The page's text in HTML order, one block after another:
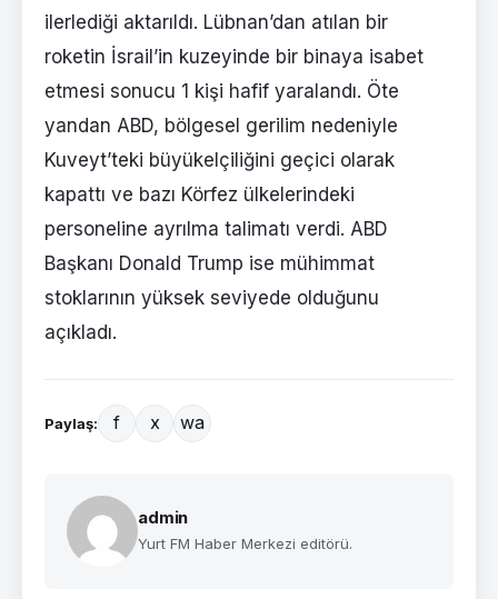
ilerlediği aktarıldı. Lübnan’dan atılan bir
roketin İsrail’in kuzeyinde bir binaya isabet
etmesi sonucu 1 kişi hafif yaralandı. Öte
yandan ABD, bölgesel gerilim nedeniyle
Kuveyt’teki büyükelçiliğini geçici olarak
kapattı ve bazı Körfez ülkelerindeki
personeline ayrılma talimatı verdi. ABD
Başkanı Donald Trump ise mühimmat
stoklarının yüksek seviyede olduğunu
açıkladı.
Paylaş: f x wa
admin
Yurt FM Haber Merkezi editörü.